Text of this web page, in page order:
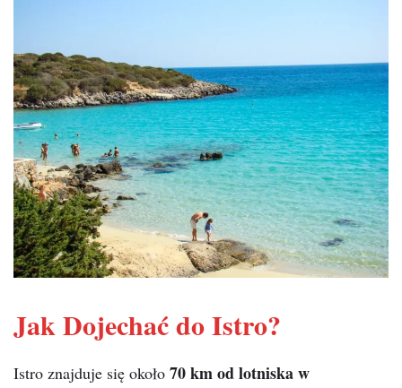
Jak Dojechać do Istro?
Istro znajduje się około 70 km od lotniska w